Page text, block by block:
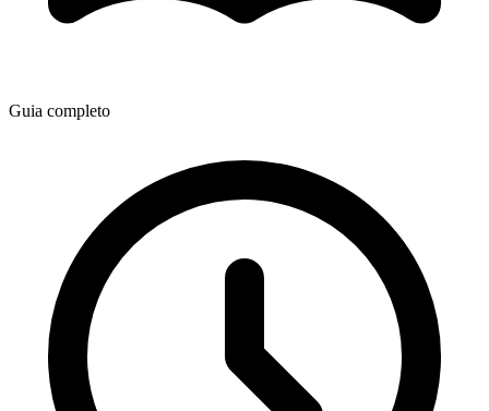
Guia completo